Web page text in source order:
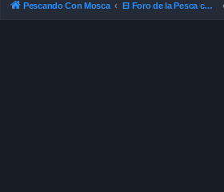
Pescando Con Mosca El Foro de la Pesca con Mosca en Chile